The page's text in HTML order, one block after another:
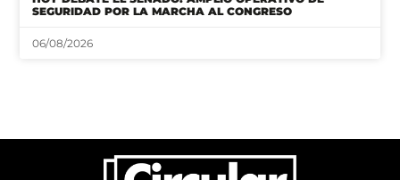
SEGURIDAD POR LA MARCHA AL CONGRESO
06/08/2026